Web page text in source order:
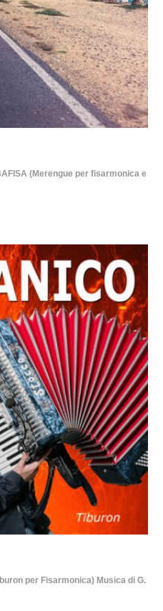
(Merengue per fisarmonica e
per Fisarmonica) Musica di G.